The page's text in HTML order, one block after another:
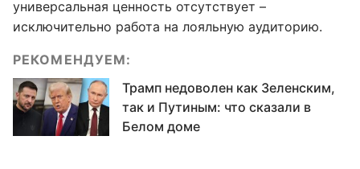
универсальная ценность отсутствует –
исключительно работа на лояльную аудиторию.
РЕКОМЕНДУЕМ:
Трамп недоволен как Зеленским,
так и Путиным: что сказали в
Белом доме